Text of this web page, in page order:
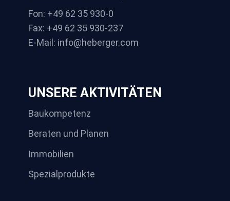
Fon: +49 62 35 930-0
Fax: +49 62 35 930-237
E-Mail: info@heberger.com
UNSERE AKTIVITÄTEN
Baukompetenz
Beraten und Planen
Immobilien
Spezialprodukte